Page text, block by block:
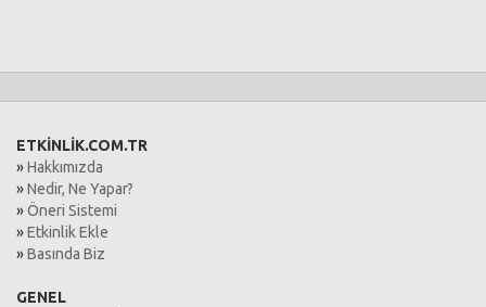
ETKİNLİK.COM.TR
»Hakkımızda
»Nedir, Ne Yapar?
»Öneri Sistemi
»Etkinlik Ekle
»Basında Biz
GENEL